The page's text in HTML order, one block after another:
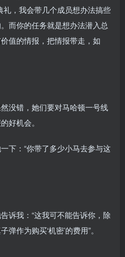
礼，我会带几个成员想办法搞些
而你的任务就是想办法潜入总
值的情报，把情报带走，如
没错，她们要对马哈顿一号线
好机会。
下：“你带了多少小马去参与这
诉我：“这我可不能告诉你，除
作为购买‘机密’的费用”。